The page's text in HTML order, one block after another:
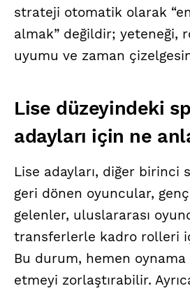
strateji otomatik olarak
almak” değildir; yeteneği,
uyumu ve zaman
Lise düzeyindeki
adayları için ne
Lise adayları, diğer birinci
geri dönen oyuncular,
gelenler, uluslararası
transferlerle kadro rolleri
Bu durum, hemen
etmeyi zorlaştırabilir.